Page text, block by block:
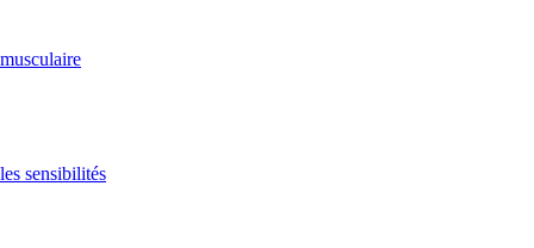
sensibilités